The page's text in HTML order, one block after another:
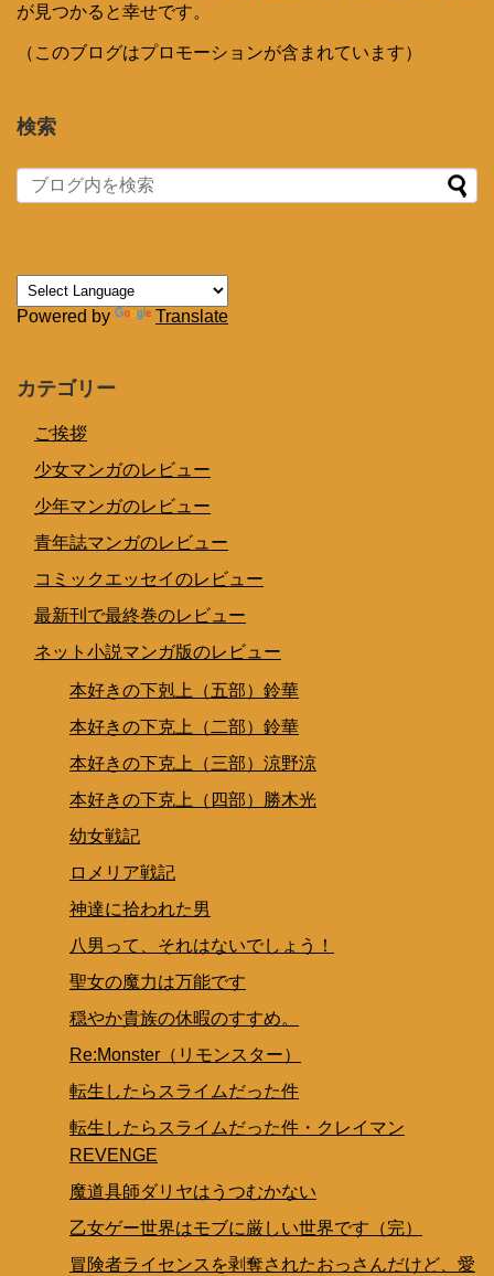
が見つかると幸せです。
（このブログはプロモーションが含まれています）
検索
Powered by Translate
カテゴリー
ご挨拶
少女マンガのレビュー
少年マンガのレビュー
青年誌マンガのレビュー
コミックエッセイのレビュー
最新刊で最終巻のレビュー
ネット小説マンガ版のレビュー
本好きの下剋上（五部）鈴華
本好きの下克上（二部）鈴華
本好きの下克上（三部）涼野涼
本好きの下克上（四部）勝木光
幼女戦記
ロメリア戦記
神達に拾われた男
八男って、それはないでしょう！
聖女の魔力は万能です
穏やか貴族の休暇のすすめ。
Re:Monster（リモンスター）
転生したらスライムだった件
転生したらスライムだった件・クレイマン
REVENGE
魔道具師ダリヤはうつむかない
乙女ゲー世界はモブに厳しい世界です（完）
冒険者ライセンスを剥奪されたおっさんだけど、愛